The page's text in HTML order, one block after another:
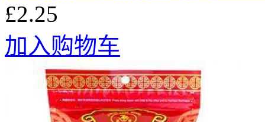
£2.25
加入购物车